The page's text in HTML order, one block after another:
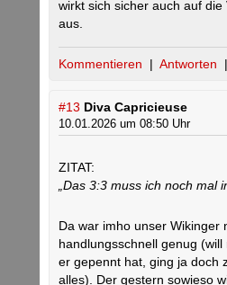
wirkt sich sicher auch auf die
aus.
Kommentieren | Antworten |
#13 Diva Capricieuse
10.01.2026 um 08:50 Uhr
ZITAT:
„Das 3:3 muss ich noch mal
Da war imho unser Wikinger
handlungsschnell genug
er gepennt hat, ging ja doch
alles). Der gestern sowieso